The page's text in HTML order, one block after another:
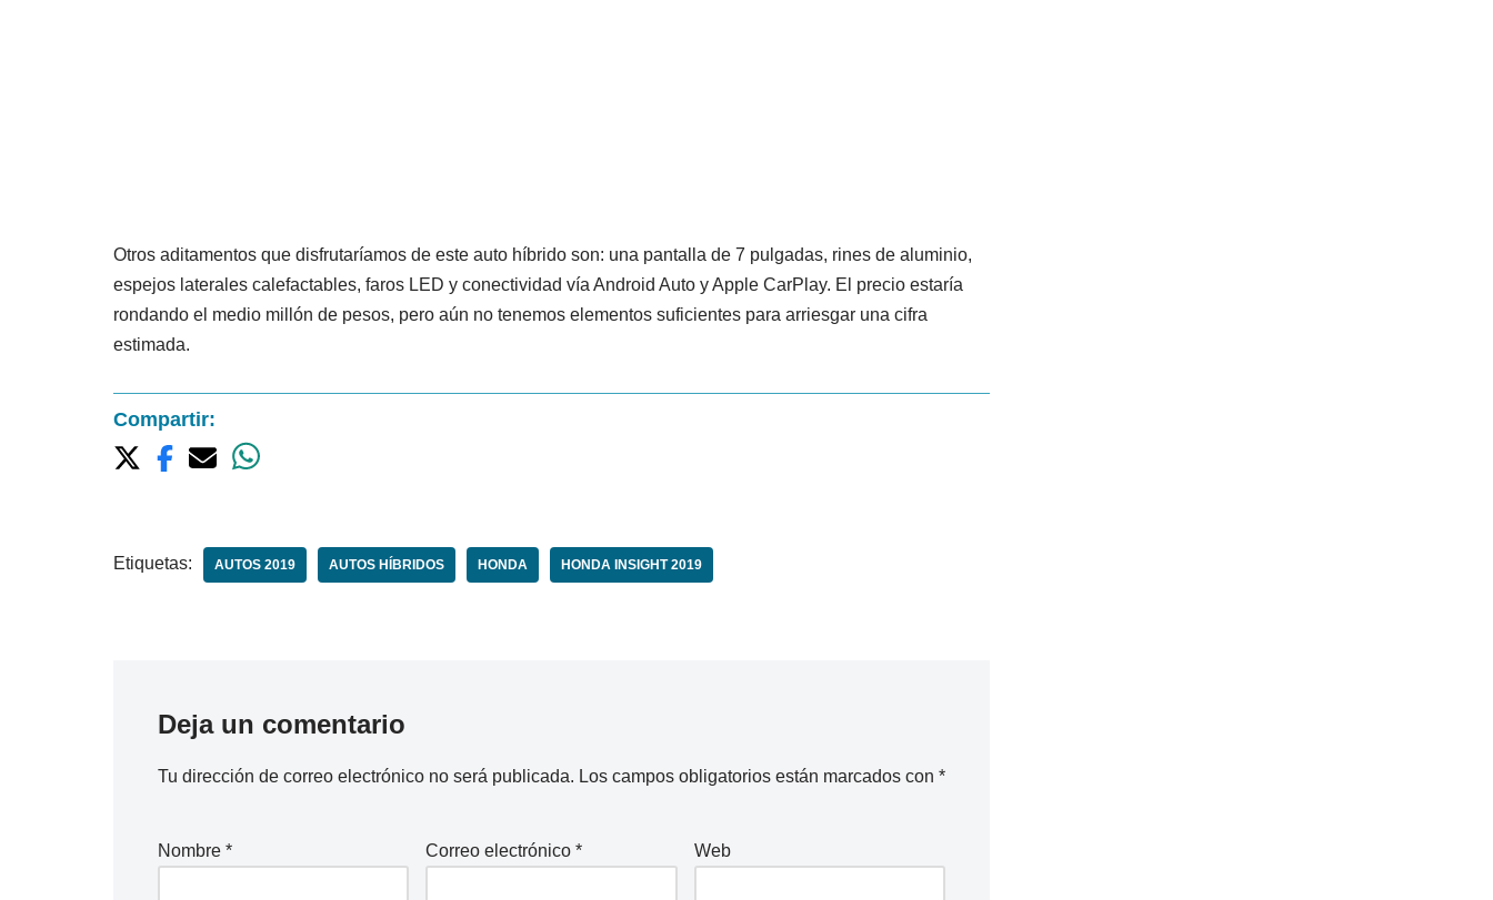
Otros aditamentos que disfrutaríamos de este auto híbrido son: una pantalla de 7 pulgadas, rines de aluminio,
espejos laterales calefactables, faros LED y conectividad vía Android Auto y Apple CarPlay. El precio estaría
rondando el medio millón de pesos, pero aún no tenemos elementos suficientes para arriesgar una cifra
estimada.
Compartir:
Etiquetas: AUTOS 2019 AUTOS HÍBRIDOS HONDA HONDA INSIGHT 2019
Deja un comentario
Tu dirección de correo electrónico no será publicada. Los campos obligatorios están marcados con *
Nombre * Correo electrónico* Web